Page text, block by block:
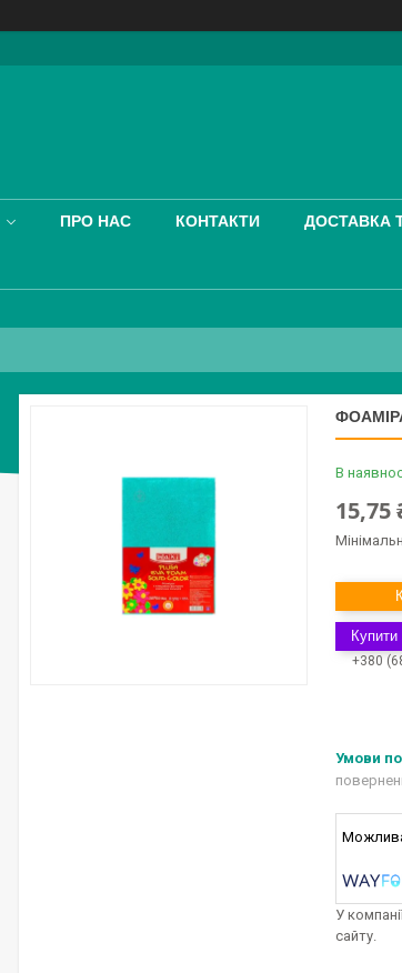
ПРО НАС КОНТАКТИ ДОСТАВКА
В
15,75
Купити
+380
У
сайту.